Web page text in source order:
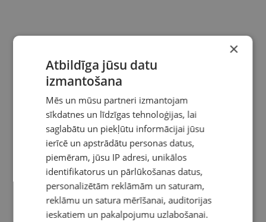
×
Atbildīga jūsu datu
izmantošana
Mēs un mūsu partneri izmantojam
sīkdatnes un līdzīgas tehnoloģijas, lai
saglabātu un piekļūtu informācijai jūsu
ierīcē un apstrādātu personas datus,
piemēram, jūsu IP adresi, unikālos
identifikatorus un pārlūkošanas datus,
personalizētām reklāmām un saturam,
reklāmu un satura mērīšanai, auditorijas
ieskatiem un pakalpojumu uzlabošanai.